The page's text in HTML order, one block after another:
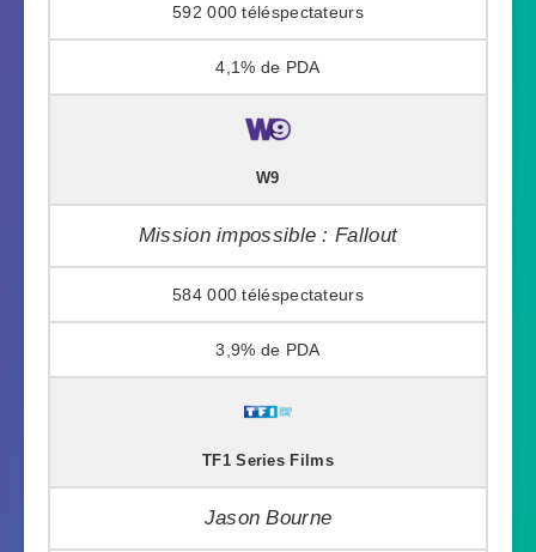
592 000
4,1%
W9
Mission impossible : Fallout
584 000
3,9%
TF1 Series Films
Jason Bourne